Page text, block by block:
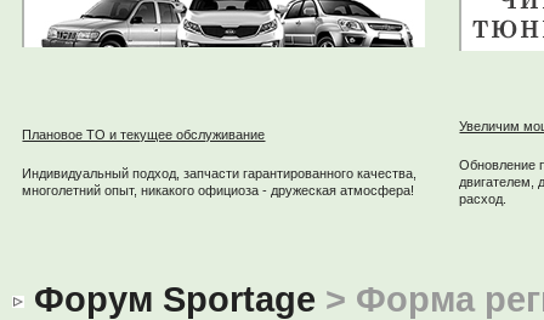
Плановое ТО и текущее обслуживание
Индивидуальный подход, запчасти гарантированного качества,
многолетний опыт, никакого официоза - дружеская атмосфера!
Увеличим
Обновление
двигателем,
расход.
Форум Sportage > Форма